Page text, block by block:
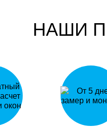
НАШИ